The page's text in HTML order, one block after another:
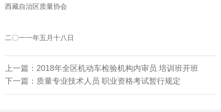
西藏自治区质量协会
二〇一一年五月十八日
上一篇： 2018年全区机动车检验机构内审员 培训班开班
下一篇： 质量专业技术人员 职业资格考试暂行规定